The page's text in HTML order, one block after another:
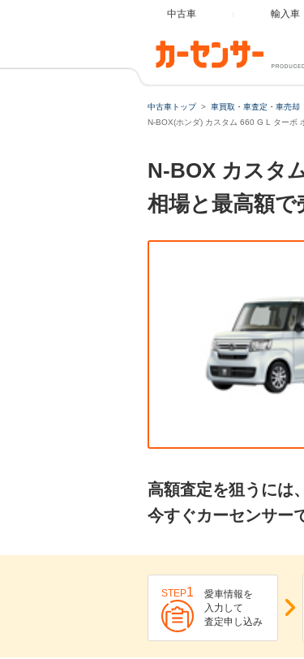
中古車 輸入車
中古車トップ 車買取・車査定・車売却
N-BOX(ホンダ) カスタム 660 G L ターボ
N-BOX カスタ
相場と最高額
高額査定を狙うには、
今すぐカーセンサー
STEP1
愛車情報を
入力して
査定申し込み